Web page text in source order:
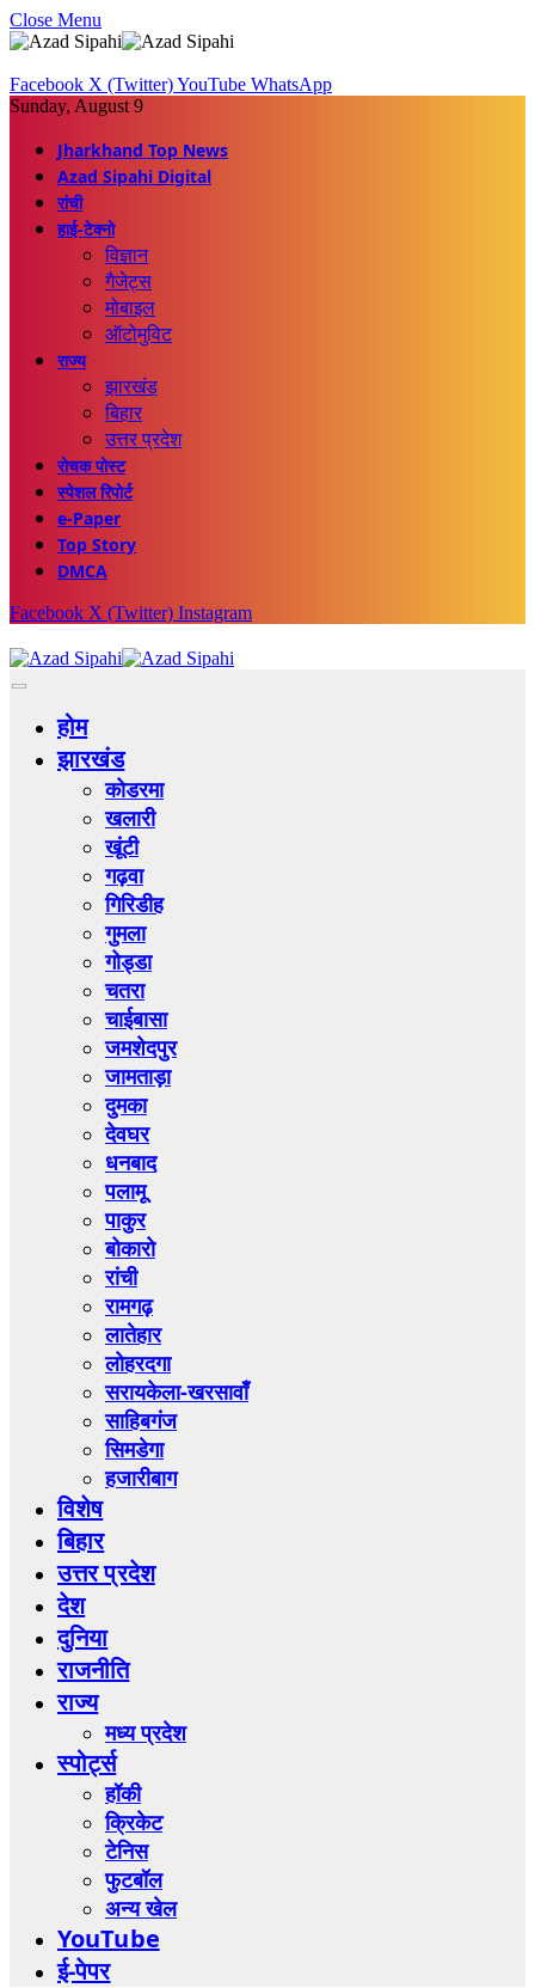
Close Menu
Facebook X (Twitter)YouTube WhatsApp
Sunday, August 9
Jharkhand Top News
Azad Sipahi Digital
रांची
हाई-टेक्नो
विज्ञान
गैजेट्स
मोबाइल
ऑटोमुविट
राज्य
झारखंड
बिहार
उत्तर प्रदेश
रोचक पोस्ट
स्पेशल रिपोर्ट
e-Paper
Top Story
DMCA
Facebook X (Twitter) Instagram
होम
झारखंड
कोडरमा
खलारी
खूंटी
गढ़वा
गिरिडीह
गुमला
गोड्डा
चतरा
चाईबासा
जमशेदपुर
जामताड़ा
दुमका
देवघर
धनबाद
पलामू
पाकुर
बोकारो
रांची
रामगढ़
लातेहार
लोहरदगा
सरायकेला-खरसावाँ
साहिबगंज
सिमडेगा
हजारीबाग
विशेष
बिहार
उत्तर प्रदेश
देश
दुनिया
राजनीति
राज्य
मध्य प्रदेश
स्पोर्ट्स
हॉकी
क्रिकेट
टेनिस
फुटबॉल
अन्य खेल
YouTube
ई-पेपर